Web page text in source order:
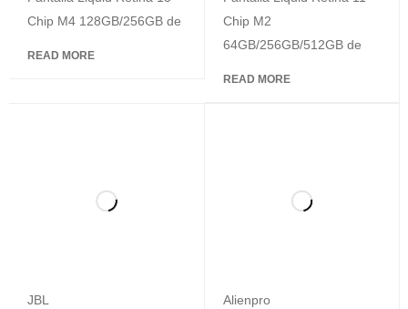
256 GB con OLED Negro
espacial
Chip M4 128GB/256GB de
READ MORE
Chip M2
64GB/256GB/512GB de
READ MORE
JBL
Alienpro